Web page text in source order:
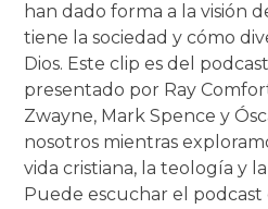
han dado forma a la visión
tiene la sociedad y cómo
Dios. Este clip es del
presentado por Ray
Zwayne, Mark Spence y
nosotros mientras
vida cristiana, la teología y
Puede escuchar el